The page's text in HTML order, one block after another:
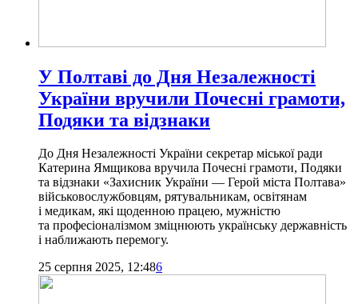
У Полтаві до Дня Незалежності
України вручили Почесні грамоти,
Подяки та відзнаки
До Дня Незалежності України секретар міської ради
Катерина Ямщикова вручила Почесні грамоти, Подяки
та відзнаки «Захисник України — Герой міста Полтава»
військовослужбовцям, рятувальникам, освітянам
і медикам, які щоденною працею, мужністю
та професіоналізмом зміцнюють українську державність
і наближають перемогу.
25 серпня 2025, 12:486